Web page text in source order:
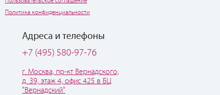
Политика конфиденциальности
Адреса и телефоны
+7 (495) 580-97-76
г. Москва, пр-кт Вернадского,
д. 39, этаж 4, офис 425 в БЦ
"Вернадский"